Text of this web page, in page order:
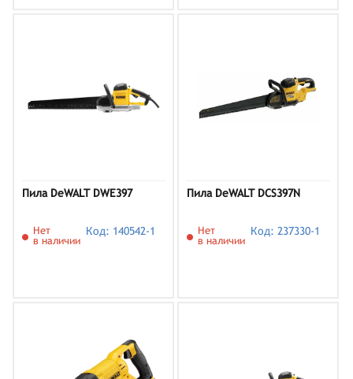
Пила DeWALT DWE397
Нет
в наличии
Код: 140542-1
Пила DeWALT DCS397N
Нет
в наличии
Код: 237330-1